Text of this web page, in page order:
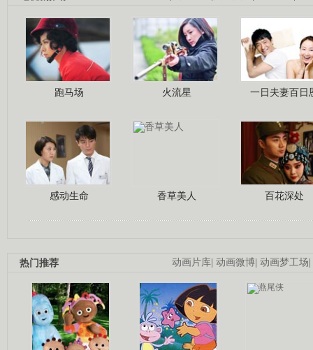
跑马场 火流星 一日夫妻百日
感动生命 香草美人 百花深处
动画片库 动画微博 动画梦工场
热门推荐